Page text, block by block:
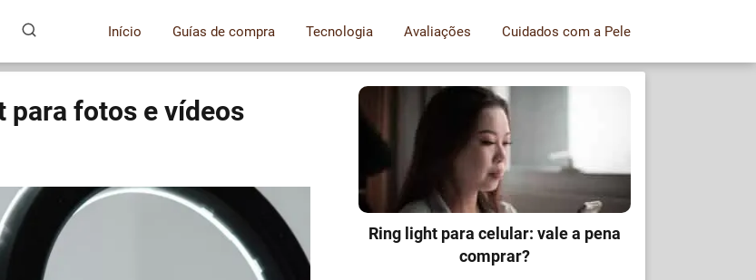
Início Guías de compra Tecnologia Avaliações Cuidados com a Pele
para fotos e vídeos
Ring light para celular: vale a pena
comprar?